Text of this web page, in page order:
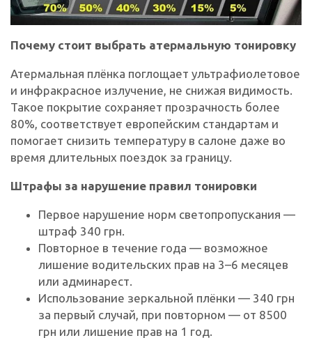
Почему стоит выбрать атермальную тонировку
Атермальная плёнка поглощает ультрафиолетовое
и инфракрасное излучение, не снижая видимость.
Такое покрытие сохраняет прозрачность более
80%, соответствует европейским стандартам и
помогает снизить температуру в салоне даже во
время длительных поездок за границу.
Штрафы за нарушение правил тонировки
Первое нарушение норм светопропускания —
штраф 340 грн.
Повторное в течение года — возможное
лишение водительских прав на 3–6 месяцев
или админарест.
Использование зеркальной плёнки — 340 грн
за первый случай, при повторном — от 8500
грн или лишение прав на 1 год.